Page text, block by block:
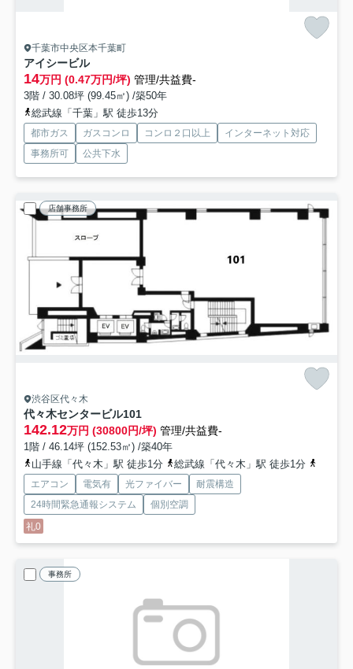
千葉市中央区本千葉町
アイシービル
14万円 (0.47万円/坪) 管理/共益費-
3階 / 30.08坪 (99.45㎡) /築50年
総武線「千葉」駅 徒歩13分
都市ガス ガスコンロ コンロ２口以上
インターネット対応
事務所可
公共下水
店舗事務所
渋谷区代々木
代々木センタービル101
142.12万円 (30800円/坪) 管理/共益費-
1階 / 46.14坪 (152.53㎡) /築40年
山手線「代々木」駅 徒歩1分
総武線「代々木」駅 徒歩1分
エアコン 電気有 光ファイバー
耐震構造
24時間緊急通報システム
個別空調
礼0
事務所